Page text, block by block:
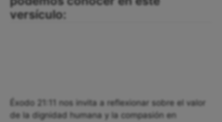
versículo:
Éxodo 21:11 nos invita a reflexionar sobre el valor
de la dignidad humana y la compasión en